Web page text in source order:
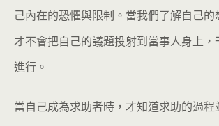
己內在的恐懼與限制。當我們了解自己的
才不會把自己的議題投射到當事人身上，
進行。
當自己成為求助者時，才知道求助的過程